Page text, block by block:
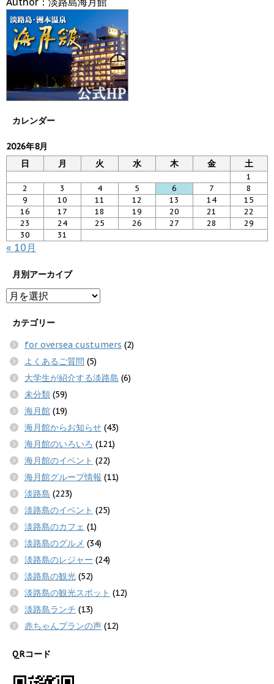
カレンダー
2026年8月
日
月 火 水 木 金 土
1
2
3 4 5 6 7
8
9
10 11 12 13 14
15
16
17 18 19 20 21
22
23
24 25 26 27 28
29
30
31
« 10月
月別アーカイブ
カテゴリー
for oversea custumers (2)
よくあるご質問 (5)
大学生が紹介する淡路島 (6)
未分類 (59)
海月館 (19)
海月館からお知らせ (43)
海月館のいろいろ (121)
海月館のイベント (22)
海月館グループ情報 (11)
淡路島 (223)
淡路島のイベント (25)
淡路島のカフェ (1)
淡路島のグルメ (34)
淡路島のレジャー (24)
淡路島の観光 (52)
淡路島の観光スポット (12)
淡路島ランチ (13)
赤ちゃんプランの声 (12)
QRコード